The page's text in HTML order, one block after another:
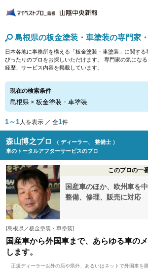
島根県の板金塗装・車塗装の専門家
日本各地に事務所を構える「板金塗装・車塗装」に関す
ぴったりのプロをお探しいただけます。 専門家の気になる
経歴、サービス内容を掲載しています。
現在の検索条件
島根県 × 板金塗装・車塗装
1～1人を表示 ／ 全1件
森山博之プロ
（ ディーラー、 整備士 ）
車のトータルアフターサービスのプロ
このプロの一
国産車のほか、欧州車を
整備、修理、販売に対応
[島根県／板金塗装・車塗装]
国産車から外国車まで、あらゆる車の
します。
正規ディーラー以外の店や県外、あるいはネットで外国車を